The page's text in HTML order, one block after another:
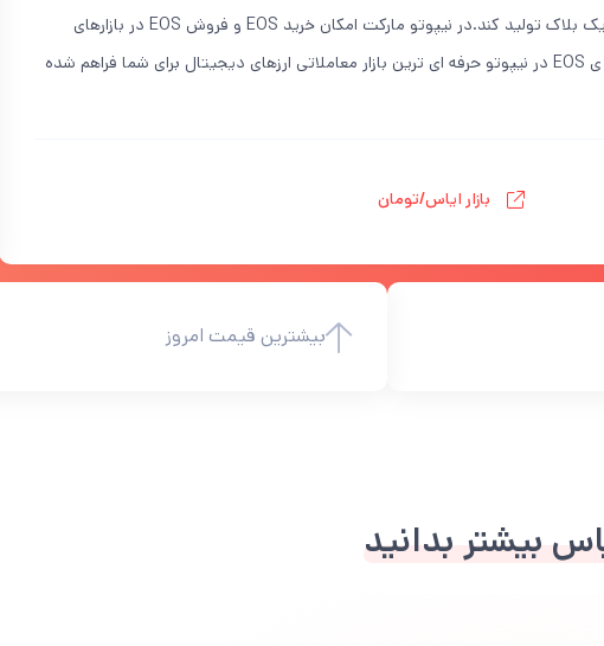
استفاده میکند میتواند در هر نیم ثانیه یک بلاک تولید کند.در نیپوتو مارکت امکان خرید EOS و فروش EOS در بازارهای
تومنی و تتری وجود دارد. امکان معامله ی EOS در نیپوتو حرفه ای ترین بازار معاملاتی ارزهای دیجیتال برای شما فراهم شده
بازار ایاس/تومان
بیشترین قیمت امروز
بیشتر بدانید